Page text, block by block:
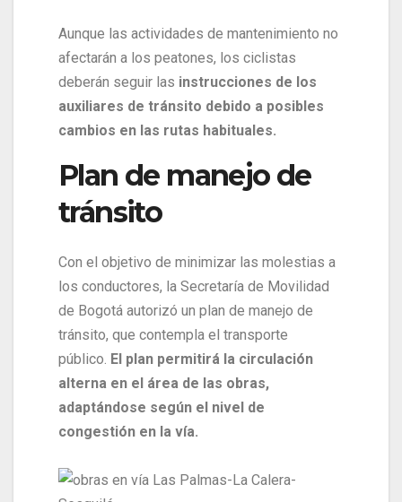
Aunque las actividades de mantenimiento no
afectarán a los peatones, los ciclistas
deberán seguir las instrucciones de los
auxiliares de tránsito debido a posibles
cambios en las rutas habituales.
Plan de manejo de
tránsito
Con el objetivo de minimizar las molestias a
los conductores, la Secretaría de Movilidad
de Bogotá autorizó un plan de manejo de
tránsito, que contempla el transporte
público. El plan permitirá la circulación
alterna en el área de las obras,
adaptándose según el nivel de
congestión en la vía.